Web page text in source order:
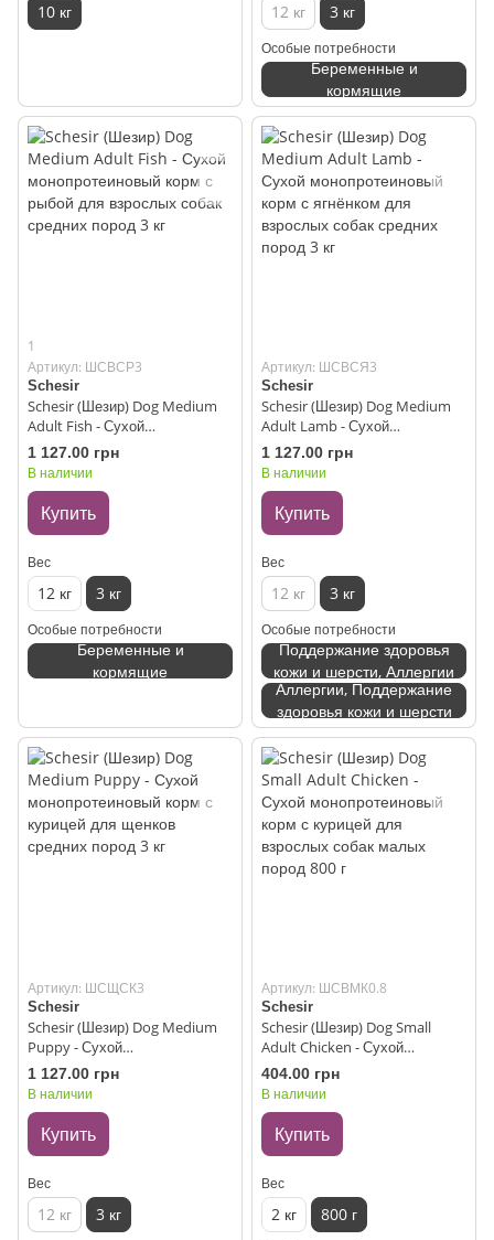
10 кг 12 кг 3 кг
Особые потребности
Беременные и
кормящие
1
Артикул: ШСВСР3
Schesir
Schesir (Шезир) Dog Medium
Adult Fish - Сухой
монопротеиновый корм с
рыбой для взрослых собак
1 127.00 грн
В наличии
Купить
Вес
12 кг 3 кг
Особые потребности
Беременные и
кормящие
Артикул: ШСВСЯ3
Schesir
Schesir (Шезир) Dog Medium
Adult Lamb - Сухой
монопротеиновый корм с
ягнёнком для взрослых собак
1 127.00 грн
В наличии
Купить
Вес
12 кг 3 кг
Особые потребности
Поддержание здоровья
кожи и шерсти, Аллергии
Аллергии, Поддержание
здоровья кожи и шерсти
Артикул: ШСЩСК3
Schesir
Schesir (Шезир) Dog Medium
Puppy - Сухой
монопротеиновый корм с
курицей для щенков средних
1 127.00 грн
В наличии
Купить
Вес
12 кг 3 кг
Артикул: ШСВМК0.8
Schesir
Schesir (Шезир) Dog Small
Adult Chicken - Сухой
монопротеиновый корм с
курицей для взрослых собак
404.00 грн
В наличии
Купить
Вес
2 кг 800 г